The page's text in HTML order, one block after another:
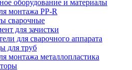
оборудование и материалы
монтажа PP-R
сварочные
для зачистки
для сварочного аппарата
для труб
монтажа металлопластика